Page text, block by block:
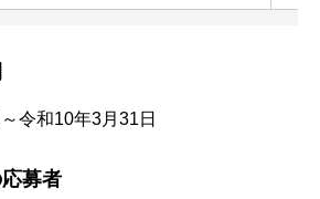
令和10年3月31日
募者